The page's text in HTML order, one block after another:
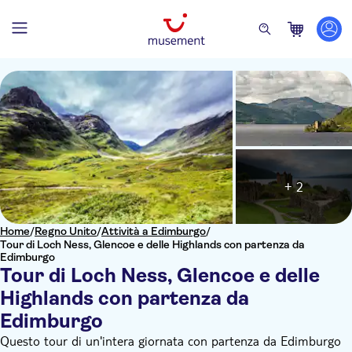
Home/Regno Unito/Attività a Edimburgo/
Tour di Loch Ness, Glencoe e delle Highlands con partenza da
Edimburgo
Tour di Loch Ness, Glencoe e delle
Highlands con partenza da
Edimburgo
+ 2
Questo tour di un'intera giornata con partenza da Edimburgo